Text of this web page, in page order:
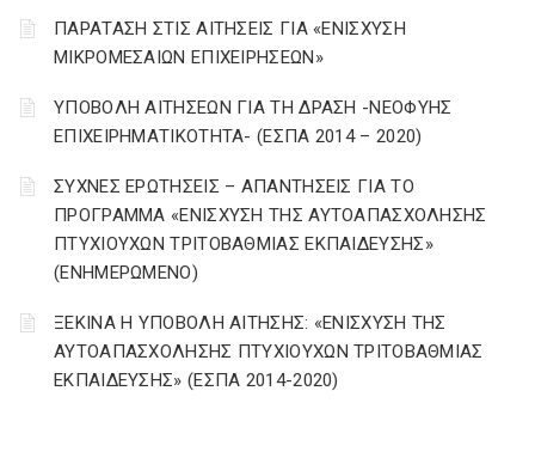
ΠΑΡΑΤΑΣΗ ΣΤΙΣ ΑΙΤΗΣΕΙΣ ΓΙΑ «ΕΝΙΣΧΥΣΗ
ΜΙΚΡΟΜΕΣΑΙΩΝ ΕΠΙΧΕΙΡΗΣΕΩΝ»
ΥΠΟΒΟΛΗ ΑΙΤΗΣΕΩΝ ΓΙΑ ΤΗ ΔΡΑΣΗ -ΝΕΟΦΥΗΣ
ΕΠΙΧΕΙΡΗΜΑΤΙΚΟΤΗΤΑ- (ΕΣΠΑ 2014 – 2020)
ΣΥΧΝΕΣ ΕΡΩΤΗΣΕΙΣ – ΑΠΑΝΤΗΣΕΙΣ ΓΙΑ ΤΟ
ΠΡΟΓΡΑΜΜΑ «ΕΝΙΣΧΥΣΗ ΤΗΣ ΑΥΤΟΑΠΑΣΧΟΛΗΣΗΣ
ΠΤΥΧΙΟΥΧΩΝ ΤΡΙΤΟΒΑΘΜΙΑΣ ΕΚΠΑΙΔΕΥΣΗΣ»
(ΕΝΗΜΕΡΩΜΕΝΟ)
ΞΕΚΙΝΑ Η ΥΠΟΒΟΛΗ ΑΙΤΗΣΗΣ: «ΕΝΙΣΧΥΣΗ ΤΗΣ
ΑΥΤΟΑΠΑΣΧΟΛΗΣΗΣ ΠΤΥΧΙΟΥΧΩΝ ΤΡΙΤΟΒΑΘΜΙΑΣ
ΕΚΠΑΙΔΕΥΣΗΣ» (ΕΣΠΑ 2014-2020)